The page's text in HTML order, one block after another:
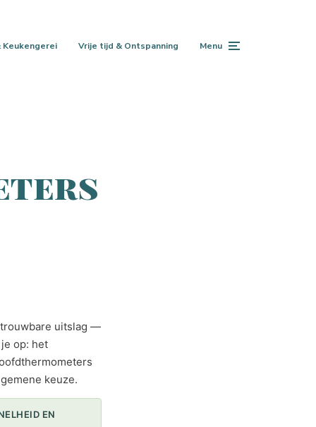
Keukengerei Vrije tijd & Ontspanning Menu
uitslag —
op: het
keuze.
EN